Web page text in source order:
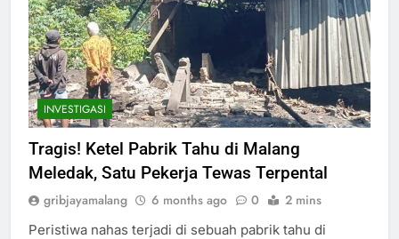
INVESTIGASI
Tragis! Ketel Pabrik Tahu di Malang
Meledak, Satu Pekerja Tewas Terpental
gribjayamalang 6 months ago 0 2 mins
Peristiwa nahas terjadi di sebuah pabrik tahu di